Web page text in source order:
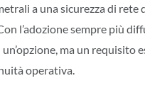
a una sicurezza di rete
l’adozione sempre più
ma un requisito
operativa.